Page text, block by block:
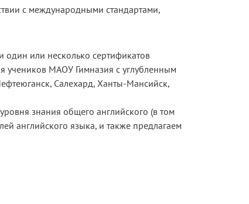
с международными стандартами,
один или несколько сертификатов
учеников МАОУ Гимназия с углубленным
Салехард, Ханты-Мансийск,
знания общего английского (в том
английского языка, и также предлагаем